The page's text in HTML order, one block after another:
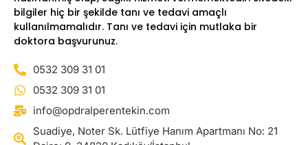
bilgiler hiç bir şekilde tanı ve tedavi amaçlı
kullanılmamalıdır. Tanı ve tedavi için mutlaka bir
doktora başvurunuz.
0532 309 31 01
0532 309 31 01
info@opdralperentekin.com
Suadiye, Noter Sk. Lütfiye Hanım Apartmanı No: 21